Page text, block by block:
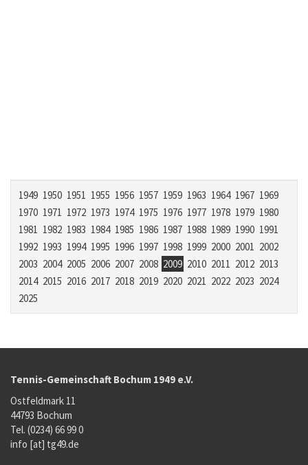
1949 1950 1951 1955 1956 1957 1959 1963 1964 1967 1969
1970 1971 1972 1973 1974 1975 1976 1977 1978 1979 1980
1981 1982 1983 1984 1985 1986 1987 1988 1989 1990 1991
1992 1993 1994 1995 1996 1997 1998 1999 2000 2001 2002
2003 2004 2005 2006 2007 2008 2009 2010 2011 2012 2013
2014 2015 2016 2017 2018 2019 2020 2021 2022 2023 2024
2025
Tennis-Gemeinschaft Bochum 1949 e.V.
Ostfeldmark 11
44793 Bochum
Tel. (0234) 66 99 0
info [at] tg49.de